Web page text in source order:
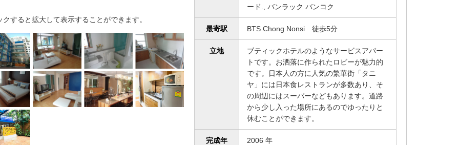
クすると拡大して表示することができます。
ード., バンラック バンコク
最寄駅 BTS Chong Nonsi 徒歩5分
立地
ブティックホテルのようなサービスアパー
トです。お洒落に作られたロビーが魅力的
です。日本人の方に人気の繁華街「タニ
ヤ」には日本食レストランが多数あり、そ
の周辺にはスーパーなどもあります。道路
から少し入った場所にあるのでゆったりと
休むことができます。
完成年 2006 年